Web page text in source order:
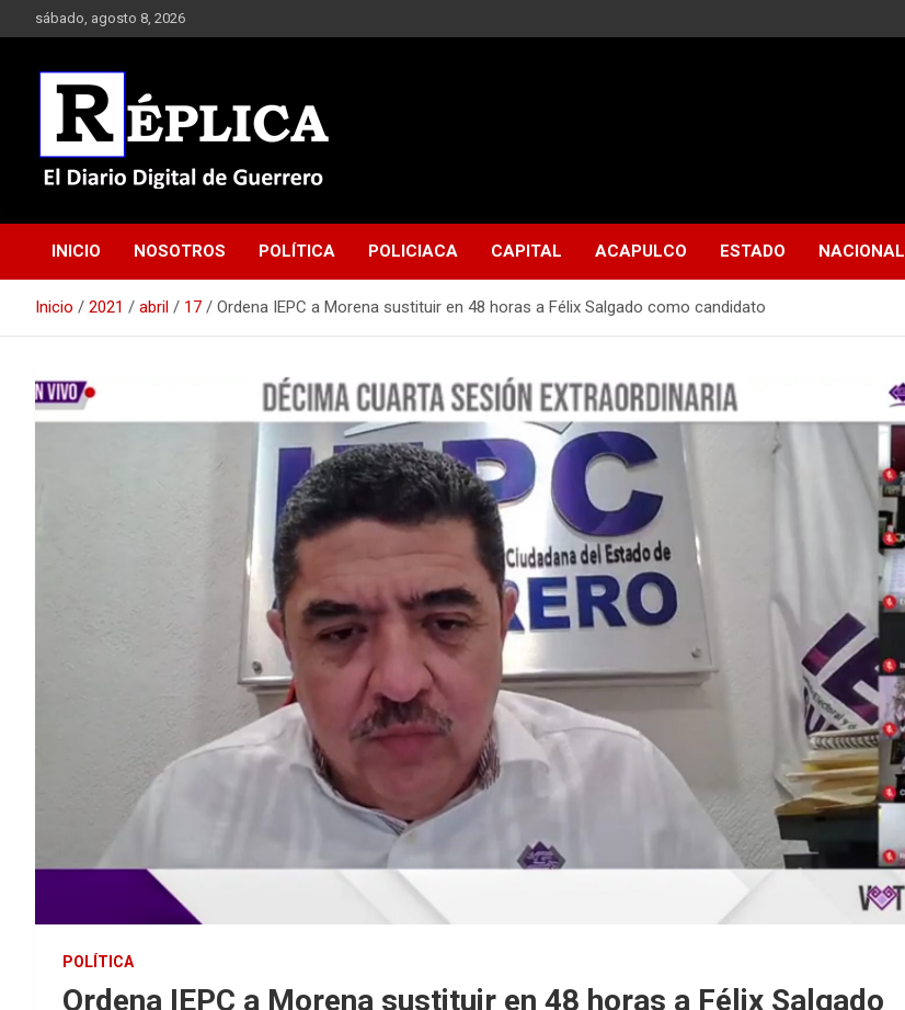
al
sábado, agosto 8, 2026
Réplica
INICIO NOSOTROS POLÍTICA POLICIACA CAPITAL ACAPULCO ESTADO NACIONAL
Inicio 2021 abril 17 Ordena IEPC a Morena sustituir en 48 horas a Félix Salgado como candidato
POLÍTICA
Ordena IEPC a Morena sustituir en 48 horas a Félix Salgado